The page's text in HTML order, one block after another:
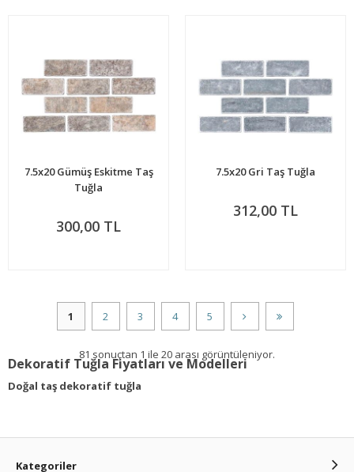
7.5x20 Gümüş Eskitme Taş
Tuğla
300,00 TL
7.5x20 Gri Taş Tuğla
312,00 TL
1 2 3 4 5
81 sonuçtan 1 ile 20 arası görüntüleniyor.
Dekoratif Tuğla Fiyatları ve Modelleri
Doğal taş dekoratif tuğla
Kategoriler